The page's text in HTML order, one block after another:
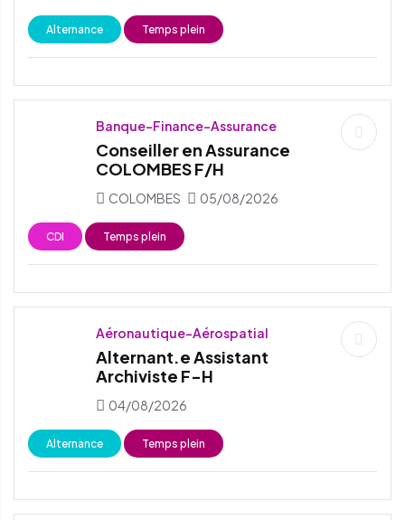
Alternance Temps plein
Banque-Finance-Assurance
Conseiller en Assurance
COLOMBES F/H
COLOMBES 05/08/2026
CDI Temps plein
Aéronautique-Aérospatial
Alternant.e Assistant
Archiviste F-H
04/08/2026
Alternance Temps plein